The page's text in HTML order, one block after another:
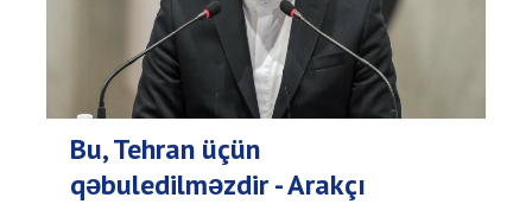
Bu, Tehran üçün
qəbuledilməzdir - Arakçı